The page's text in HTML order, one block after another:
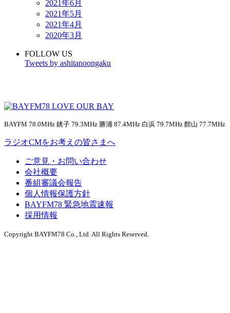
2021年6月
2021年5月
2021年4月
2020年3月
FOLLOW US
Tweets by ashitanoongaku
BAYFM 78.0MHz 銚子 79.3MHz 勝浦 87.4MHz 白浜 79.7MHz 館山 77.7MHz
ラジオCMをお考えの皆さまへ
ご意見・お問い合わせ
会社概要
番組審議会報告
個人情報保護方針
BAYFM78 緊急地震速報
採用情報
Copyright BAYFM78 Co., Ltd. All Rights Reserved.